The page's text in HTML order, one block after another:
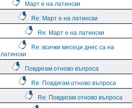
Март е на латински
Re: Март е на латински
Re: Март е на латински
Re: всички месеци днес са на
латински
Повдигам отново въпроса
Re: Повдигам отново въпроса
Re: Повдигам отново въпроса